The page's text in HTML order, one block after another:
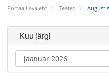
Portaali avaleht Teated
Kuu järgi